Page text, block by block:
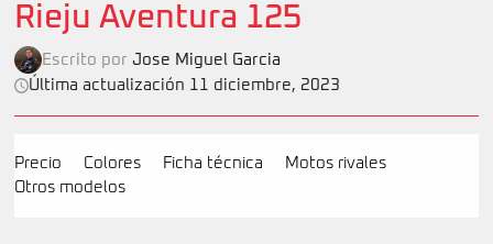
Rieju Aventura 125
Escrito por Jose Miguel Garcia
Última actualización 11 diciembre, 2023
Precio Colores Ficha técnica
Motos rivales
Otros modelos